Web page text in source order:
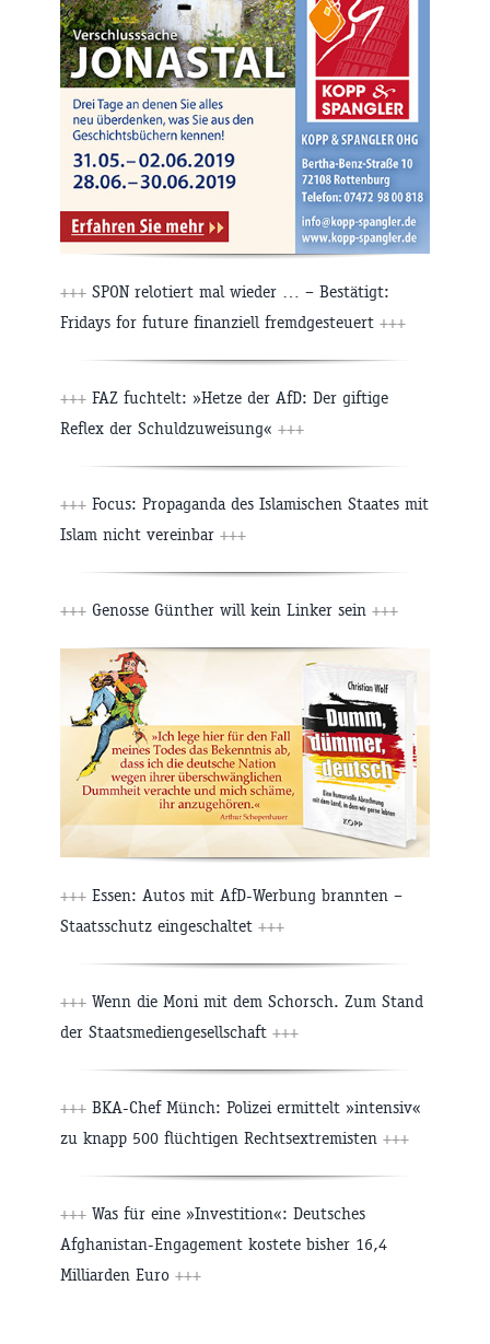
+++ SPON relotiert mal wieder … – Bestätigt:
Fridays for future finanziell fremdgesteuert +++
+++ FAZ fuchtelt: »Hetze der AfD: Der giftige
Reflex der Schuldzuweisung« +++
+++ Focus: Propaganda des Islamischen Staates mit
Islam nicht vereinbar +++
+++ Genosse Günther will kein Linker sein +++
+++ Essen: Autos mit AfD-Werbung brannten –
Staatsschutz eingeschaltet +++
+++ Wenn die Moni mit dem Schorsch. Zum Stand
der Staatsmediengesellschaft +++
+++ BKA-Chef Münch: Polizei ermittelt »intensiv«
zu knapp 500 flüchtigen Rechtsextremisten +++
+++ Was für eine »Investition«: Deutsches
Afghanistan-Engagement kostete bisher 16,4
Milliarden Euro +++